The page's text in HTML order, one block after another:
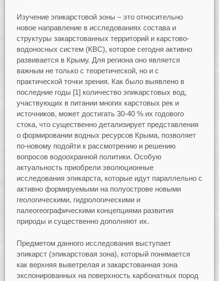
Изучение эпикарстовой зоны – это относительно
новое направление в исследованиях состава и
структуры закарстованных территорий и карстово-
водоносных систем (КВС), которое сегодня активно
развивается в Крыму. Для региона оно является
важным не только с теоретической, но и с
практической точки зрения. Как было выявлено в
последние годы [1] количество эпикарстовых вод,
участвующих в питании многих карстовых рек и
источников, может достигать 30-40 % их годового
стока, что существенно детализирует представления
о формировании водных ресурсов Крыма, позволяет
по-новому подойти к рассмотрению и решению
вопросов водоохранной политики. Особую
актуальность приобрели эволюционные
исследования эпикарста, которые идут параллельно с
активно формируемыми на полуострове новыми
геологическими, гидрологическими и
палеогеографическими концепциями развития
природы и существенно дополняют их.
Предметом данного исследования выступает
эпикарст (эпикарстовая зона), который понимается
как верхняя выветрелая и закарстованная зона
экспонированных на поверхность карбонатных пород